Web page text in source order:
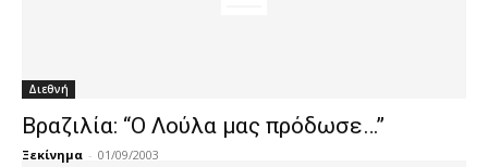
Διεθνή
Βραζιλία: “Ο Λούλα μας πρόδωσε…”
Ξεκίνημα - 01/09/2003